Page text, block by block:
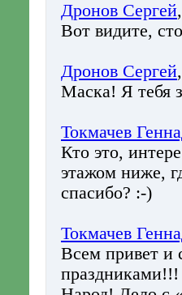
Дронов Сергей
Вот видите,
Дронов Сергей
Маска! Я тебя
Токмачев
Кто это,
этажом ниже,
спасибо? :-)
Токмачев
Всем привет
праздниками!!!